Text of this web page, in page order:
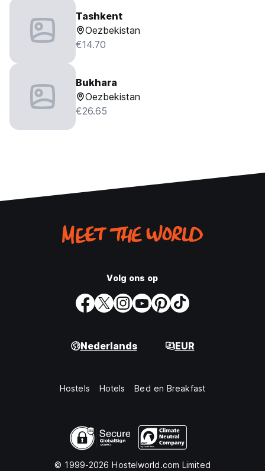
Tashkent
Oezbekistan
€14.70
Bukhara
Oezbekistan
€26.65
Volg ons op
Nederlands EUR
Hostels Hotels Bed en Breakfast
© 1999-2026 Hostelworld.com Limited